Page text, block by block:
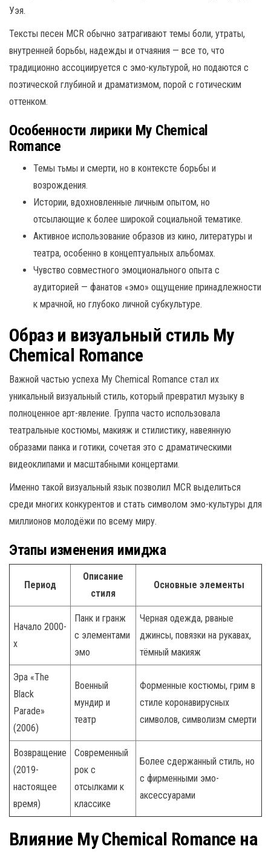
Уэя.
Тексты песен MCR обычно затрагивают темы боли, утраты,
внутренней борьбы, надежды и отчаяния — все то, что
традиционно ассоциируется с эмо-культурой, но подаются с
поэтической глубиной и драматизмом, порой с готическим
оттенком.
Особенности лирики My Chemical
Romance
Темы тьмы и смерти, но в контексте борьбы и
возрождения.
Истории, вдохновленные личным опытом, но
отсылающие к более широкой социальной тематике.
Активное использование образов из кино, литературы и
театра, особенно в концептуальных альбомах.
Чувство совместного эмоционального опыта с
аудиторией — фанатов «эмо» ощущение принадлежности
к мрачной, но глубоко личной субкультуре.
Образ и визуальный стиль My
Chemical Romance
Важной частью успеха My Chemical Romance стал их
уникальный визуальный стиль, который превратил музыку в
полноценное арт-явление. Группа часто использовала
театральные костюмы, макияж и стилистику, навеянную
образами панка и готики, сочетая это с драматическими
видеоклипами и масштабными концертами.
Именно такой визуальный язык позволил MCR выделиться
среди многих конкурентов и стать символом эмо-культуры для
миллионов молодёжи по всему миру.
Этапы изменения имиджа
Период
Описание
стиля
Основные элементы
Начало 2000-
х
Панк и гранж
с элементами
эмо
Черная одежда, рваные
джинсы, повязки на рукавах,
тёмный макияж
Эра «The
Black
Parade»
(2006)
Военный
мундир и
театр
Форменные костюмы, грим в
стиле коронавирусных
символов, символизм смерти
Возвращение
(2019-
настоящее
время)
Современный
рок с
отсылками к
классике
Более сдержанный стиль, но
с фирменными эмо-
аксессуарами
Влияние My Chemical Romance на